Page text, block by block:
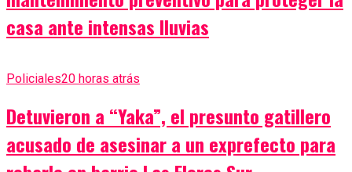
casa ante intensas lluvias
Policiales20 horas atrás
Detuvieron a “Yaka”, el presunto gatillero
acusado de asesinar a un exprefecto para